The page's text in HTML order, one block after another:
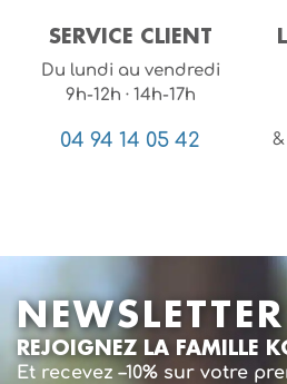
SERVICE CLIENT
Du lundi au vendredi
9h-12h · 14h-17h
04 94 14 05 42
NEWSLETTER
REJOIGNEZ LA FAMILLE
Et recevez –10% sur votre